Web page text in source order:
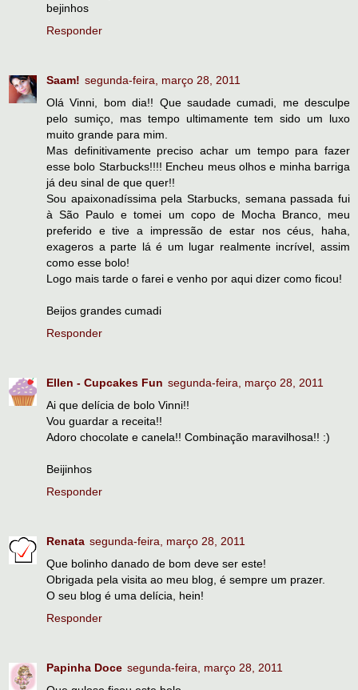
bejinhos
Responder
Saam! segunda-feira, março 28, 2011
Olá Vinni, bom dia!! Que saudade cumadi, me desculpe
pelo sumiço, mas tempo ultimamente tem sido um luxo
muito grande para mim.
Mas definitivamente preciso achar um tempo para fazer
esse bolo Starbucks!!!! Encheu meus olhos e minha barriga
já deu sinal de que quer!!
Sou apaixonadíssima pela Starbucks, semana passada fui
à São Paulo e tomei um copo de Mocha Branco, meu
preferido e tive a impressão de estar nos céus, haha,
exageros a parte lá é um lugar realmente incrível, assim
como esse bolo!
Logo mais tarde o farei e venho por aqui dizer como ficou!
Beijos grandes cumadi
Responder
Ellen - Cupcakes Fun segunda-feira, março 28, 2011
Ai que delícia de bolo Vinni!!
Vou guardar a receita!!
Adoro chocolate e canela!! Combinação maravilhosa!! :)
Beijinhos
Responder
Renata segunda-feira, março 28, 2011
Que bolinho danado de bom deve ser este!
Obrigada pela visita ao meu blog, é sempre um prazer.
O seu blog é uma delícia, hein!
Responder
Papinha Doce segunda-feira, março 28, 2011